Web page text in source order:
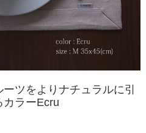
ツをよりナチュラルに引
カラーEcru